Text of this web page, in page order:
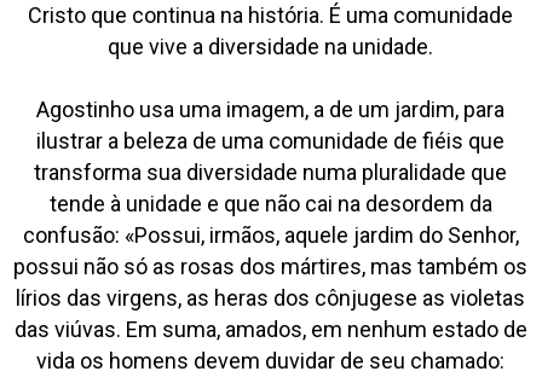
Cristo que continua na história. É uma comunidade
que vive a diversidade na unidade.
Agostinho usa uma imagem, a de um jardim, para
ilustrar a beleza de uma comunidade de fiéis que
transforma sua diversidade numa pluralidade que
tende à unidade e que não cai na desordem da
confusão: «Possui, irmãos, aquele jardim do Senhor,
possui não só as rosas dos mártires, mas também os
lírios das virgens, as heras dos cônjuges​​e as violetas
das viúvas. Em suma, amados, em nenhum estado de
vida os homens devem duvidar de seu chamado: